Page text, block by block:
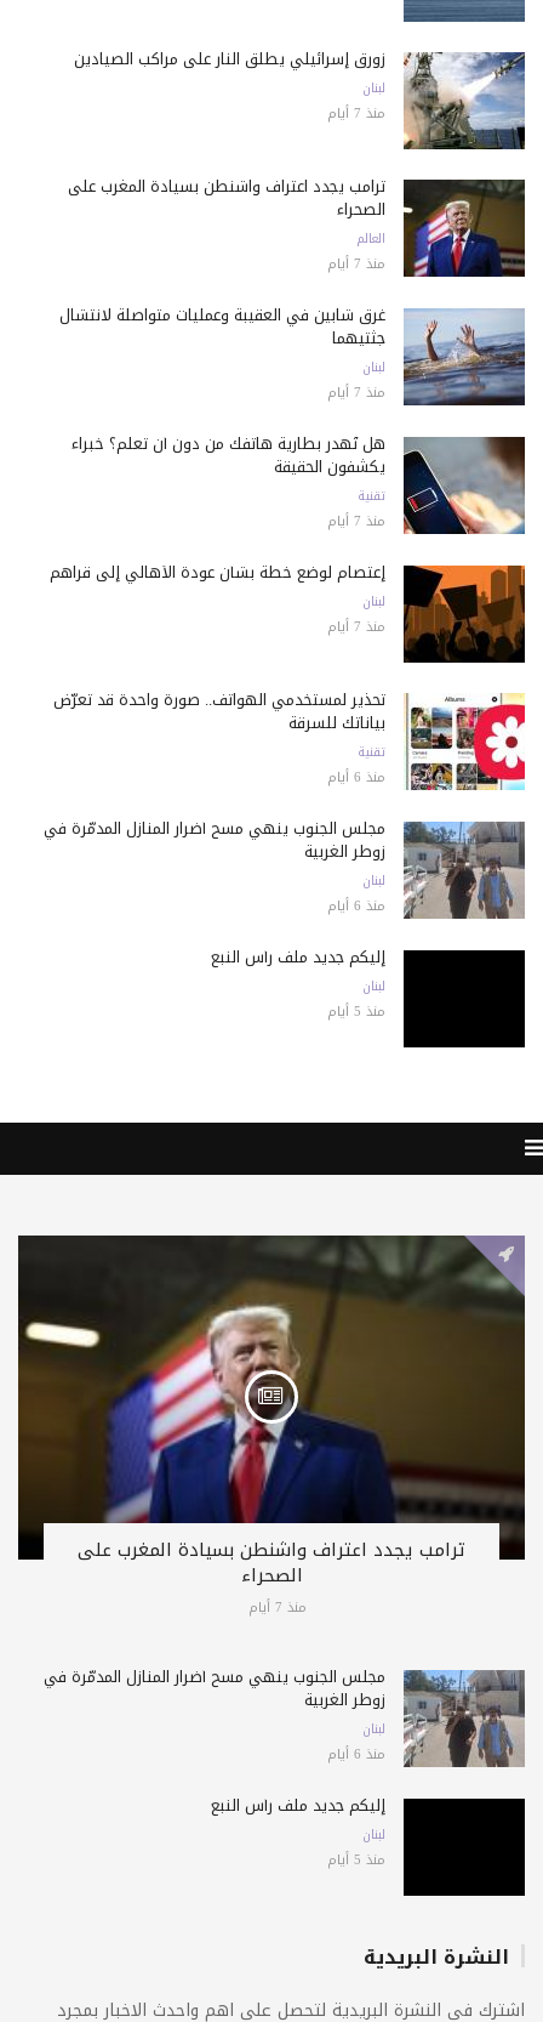
زورق إسرائيلي يطلق النار على مراكب الصيادين
لبنان
منذ 7 أيام
ترامب يجدد اعتراف واشنطن بسيادة المغرب على
الصحراء
العالم
منذ 7 أيام
غرق شابين في العقيبة وعمليات متواصلة لانتشال
جثتيهما
لبنان
منذ 7 أيام
هل تُهدر بطارية هاتفك من دون أن تعلم؟ خبراء
يكشفون الحقيقة
تقنية
منذ 7 أيام
إعتصام لوضع خطة بشأن عودة الأهالي إلى قراهم
لبنان
منذ 7 أيام
تحذير لمستخدمي الهواتف.. صورة واحدة قد تعرّض
بياناتك للسرقة
تقنية
منذ 6 أيام
مجلس الجنوب ينهي مسح أضرار المنازل المدمّرة في
زوطر الغربية
لبنان
منذ 6 أيام
إليكم جديد ملف رأس النبع
لبنان
منذ 5 أيام
ترامب يجدد اعتراف واشنطن بسيادة المغرب على
الصحراء
منذ 7 أيام
مجلس الجنوب ينهي مسح أضرار المنازل المدمّرة في
زوطر الغربية
لبنان
منذ 6 أيام
إليكم جديد ملف رأس النبع
لبنان
منذ 5 أيام
النشرة البريدية
اشترك فى النشرة البريدية لتحصل على اهم واحدث الاخبار بمجرد